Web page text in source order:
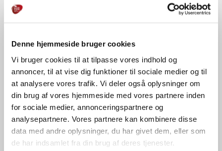
Denne hjemmeside bruger cookies
Vi bruger cookies til at tilpasse vores indhold og
annoncer, til at vise dig funktioner til sociale medier og til
at analysere vores trafik. Vi deler også oplysninger om
din brug af vores hjemmeside med vores partnere inden
for sociale medier, annonceringspartnere og
analysepartnere. Vores partnere kan kombinere disse
data med andre oplysninger, du har givet dem, eller som
de har indsamlet fra din brug af deres tjenester.
Herredsvej 30 A
DK-7100 Vejle
CVR-nr.: 54664028
+45 75 71 18 00
NAVIGATION
Forbrugere
Kvalitet